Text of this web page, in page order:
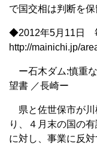
で国交相は判断を保
◆2012年5月11日
http://mainichi.jp/
ー石木ダム:慎重
望書 ／長崎ー
県と佐世保市が川
り、４月末の国の
に対し、事業に反